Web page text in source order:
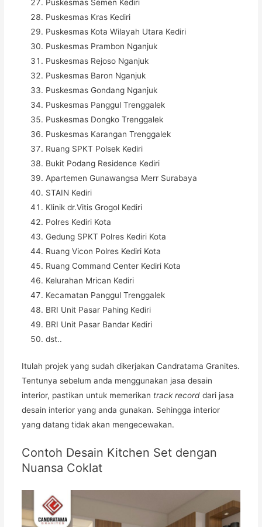
Puskesmas Semen Kediri
Puskesmas Kras Kediri
Puskesmas Kota Wilayah Utara Kediri
Puskesmas Prambon Nganjuk
Puskesmas Rejoso Nganjuk
Puskesmas Baron Nganjuk
Puskesmas Gondang Nganjuk
Puskesmas Panggul Trenggalek
Puskesmas Dongko Trenggalek
Puskesmas Karangan Trenggalek
Ruang SPKT Polsek Kediri
Bukit Podang Residence Kediri
Apartemen Gunawangsa Merr Surabaya
STAIN Kediri
Klinik dr.Vitis Grogol Kediri
Polres Kediri Kota
Gedung SPKT Polres Kediri Kota
Ruang Vicon Polres Kediri Kota
Ruang Command Center Kediri Kota
Kelurahan Mrican Kediri
Kecamatan Panggul Trenggalek
BRI Unit Pasar Pahing Kediri
BRI Unit Pasar Bandar Kediri
dst..
Itulah projek yang sudah dikerjakan Candratama Granites.
Tentunya sebelum anda menggunakan jasa desain
interior, pastikan untuk memerikan track record dari jasa
desain interior yang anda gunakan. Sehingga interior
yang datang tidak akan mengecewakan.
Contoh Desain Kitchen Set dengan
Nuansa Coklat